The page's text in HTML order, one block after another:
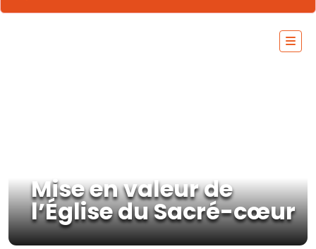
Mise en valeur de
l’Église du Sacré-cœur